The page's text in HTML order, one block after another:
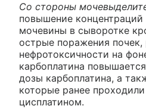
Со стороны
повышение концентраций
мочевины в сыворотке
острые поражения почек,
нефротоксичности на
карбоплатина
дозы карбоплатина, а
которые ранее
цисплатином.